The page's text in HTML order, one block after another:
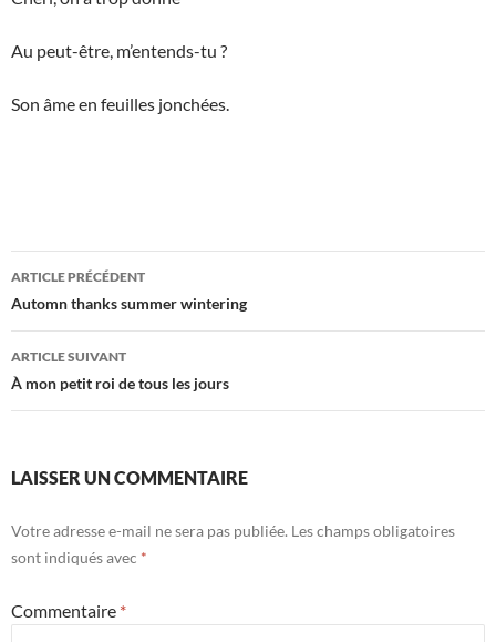
Au peut-être, m’entends-tu ?
Son âme en feuilles jonchées.
Navigation
des
articles
ARTICLE PRÉCÉDENT
Automn thanks summer wintering
ARTICLE SUIVANT
À mon petit roi de tous les jours
LAISSER UN COMMENTAIRE
Votre adresse e-mail ne sera pas publiée. Les champs obligatoires
sont indiqués avec *
Commentaire *